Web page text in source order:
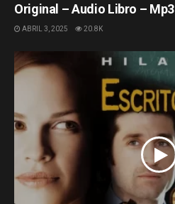
Original – Audio Libro – Mp3
ABRIL 3, 2025 20.8K